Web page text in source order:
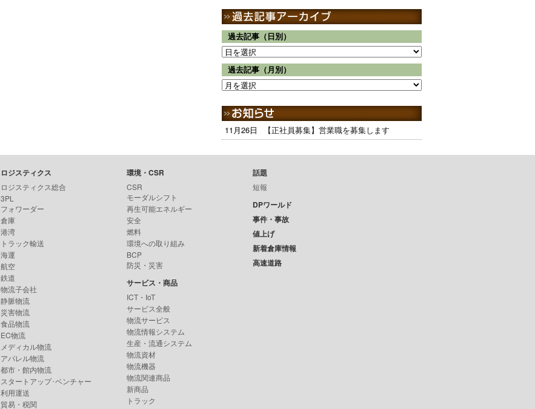
過去記事（日別）
過去記事（月別）
11月26日 【正社員募集】営業職を募集します
ロジスティクス
ロジスティクス総合
3PL
フォワーダー
倉庫
港湾
トラック輸送
海運
航空
鉄道
物流子会社
静脈物流
災害物流
食品物流
EC物流
メディカル物流
アパレル物流
都市・館内物流
スタートアップ･ベンチャー
利用運送
貿易・税関
環境・CSR
CSR
モーダルシフト
再生可能エネルギー
安全
燃料
環境への取り組み
BCP
防災・災害
サービス・商品
ICT・IoT
サービス全般
物流サービス
物流情報システム
生産・流通システム
物流資材
物流機器
物流関連商品
新商品
トラック
話題
短報
DPワールド
事件・事故
値上げ
新着倉庫情報
高速道路